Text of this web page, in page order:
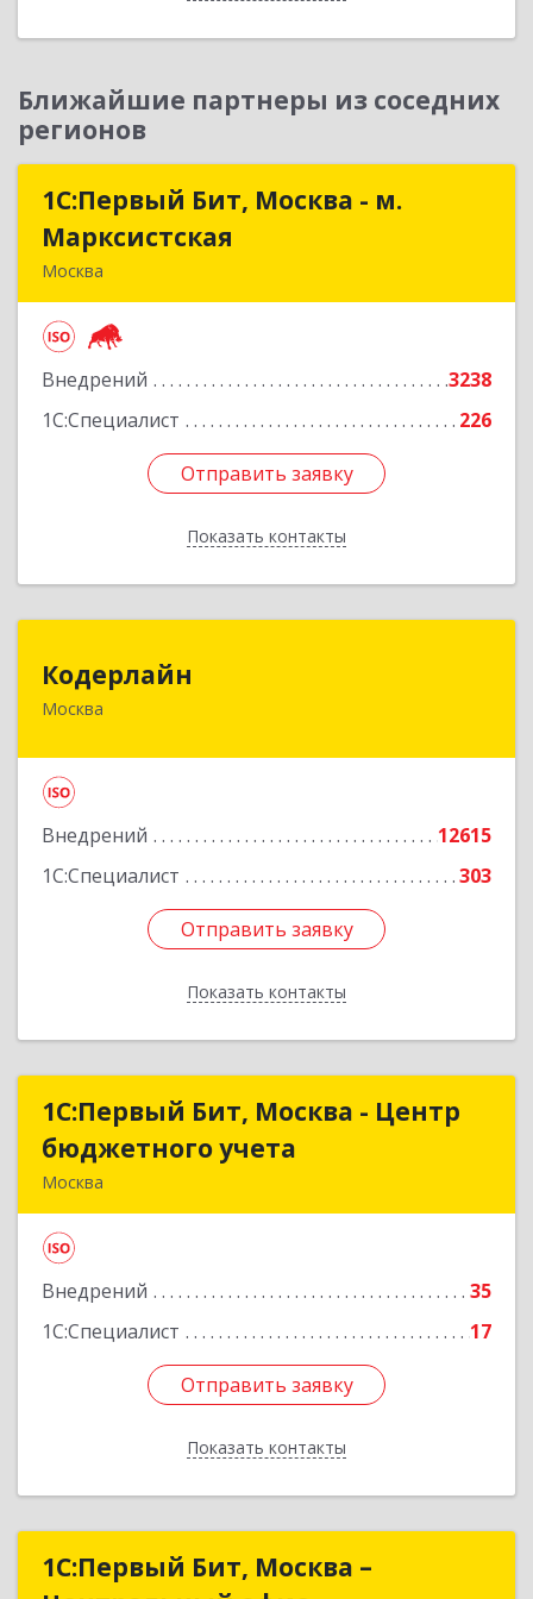
Ближайшие партнеры из соседних
регионов
1С:Первый Бит, Москва - м.
Марксистская
Москва
Внедрений
3238
1С:Специалист
226
Отправить заявку
Показать контакты
1С:Первый Бит, Москва - м.
Подробнее
Отправить заявку
Назад
Кодерлайн
Москва
Внедрений
12615
1С:Специалист
303
Отправить заявку
Показать контакты
107023, Москва г, Семеновская Б. ул, дом № 43,
Отправить заявку
Назад
1С:Первый Бит, Москва - Центр
бюджетного учета
Москва
Внедрений
35
1С:Специалист
17
Отправить заявку
Показать контакты
1С:Первый Бит, Москва - Центр
бюджетного учета
Подробнее
Отправить заявку
Назад
1С:Первый Бит, Москва –
1С:Первый Бит, Москва –